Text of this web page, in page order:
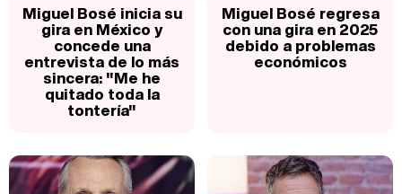
Miguel Bosé inicia su
gira en México y
concede una
entrevista de lo más
sincera: "Me he
quitado toda la
tontería"
Miguel Bosé regresa
con una gira en 2025
debido a problemas
económicos